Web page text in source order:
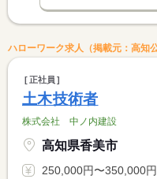
ハローワーク求人（掲載元：高知
正社員
土木技術者
株式会社 中ノ内建設
高知県香美市
250,000円〜350,000円 ※フルタイム求人の場合